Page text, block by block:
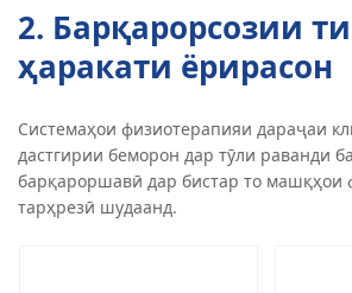
2. Барқарорсозии
ҳаракати ёрирасон
Системаҳои физиотерапияи дараҷаи
дастгирии беморон дар тӯли раванди
барқароршавӣ дар бистар то машқҳои
тарҳрезӣ шудаанд.